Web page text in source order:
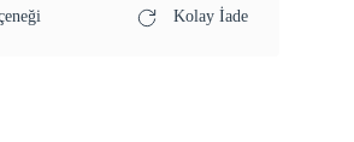
Kolay İade